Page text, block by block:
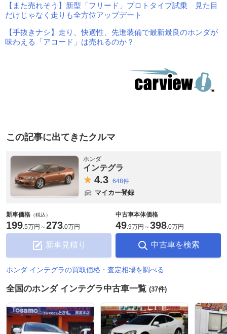
【また売れそう】新型「フリード」プロトタイプ試乗 見た目
だけじゃなく走りも全方位アップデート
【手抜きナシ】走り、快適性、先進装備で最新最良のホンダが
味わえる「アコード」は売れるのか？
この記事に出てきたクルマ
ホンダ
インテグラ
4.3 648件
マイカー登録
新車価格 （税込）
199 5万円 ～273 0万円
新車見積り
中古車本体価格
49 9万円 ～398 0万円
中古車を検索
ホンダ インテグラの買取価格・査定相場を調べる
全国のホンダ インテグラ中古車一覧 (37件)